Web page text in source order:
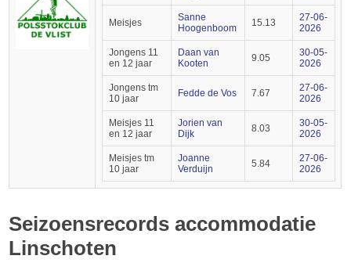
Meisjes
Sanne
Hoogenboom
15.13
27-06-
2026
Jongens 11
en 12 jaar
Daan van
Kooten
9.05
30-05-
2026
Jongens tm
10 jaar
Fedde de Vos 7.67
27-06-
2026
Meisjes 11
en 12 jaar
Jorien van
Dijk
8.03
30-05-
2026
Meisjes tm
10 jaar
Joanne
Verduijn
5.84
27-06-
2026
Seizoensrecords accommodatie
Linschoten